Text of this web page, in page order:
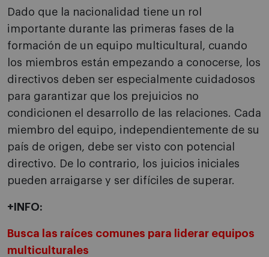
Dado que la nacionalidad tiene un rol
importante durante las primeras fases de la
formación de un equipo multicultural, cuando
los miembros están empezando a conocerse, los
directivos deben ser especialmente cuidadosos
para garantizar que los prejuicios no
condicionen el desarrollo de las relaciones. Cada
miembro del equipo, independientemente de su
país de origen, debe ser visto con potencial
directivo. De lo contrario, los juicios iniciales
pueden arraigarse y ser difíciles de superar.
+INFO:
Busca las raíces comunes para liderar equipos
multiculturales